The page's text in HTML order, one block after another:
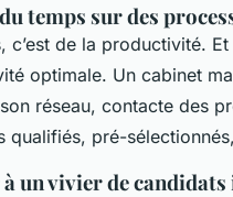
temps sur des
c’est de la productivité.
optimale. Un cabinet
réseau, contacte des
qualifiés, pré-
à un vivier de